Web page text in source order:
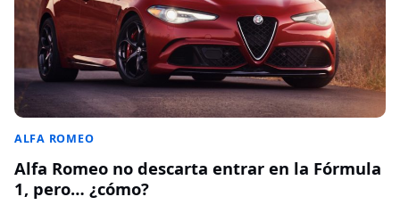
ALFA ROMEO
Alfa Romeo no descarta entrar en la Fórmula
1, pero… ¿cómo?